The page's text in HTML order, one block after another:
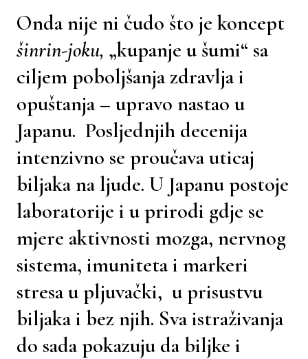
Onda nije ni čudo što je koncept
šinrin-joku, „kupanje u šumi“ sa
ciljem poboljšanja zdravlja i
opuštanja – upravo nastao u
Japanu. Posljednjih decenija
intenzivno se proučava uticaj
biljaka na ljude. U Japanu postoje
laboratorije i u prirodi gdje se
mjere aktivnosti mozga, nervnog
sistema, imuniteta i markeri
stresa u pljuvački, u prisustvu
biljaka i bez njih. Sva istraživanja
do sada pokazuju da biljke i